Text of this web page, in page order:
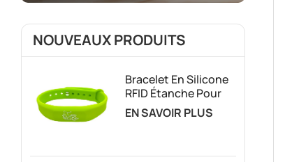
NOUVEAUX PRODUITS
Bracelet En Silicone
RFID Étanche Pour
Le Contrôle D'accès
Et La Gestion Des
EN SAVOIR PLUS